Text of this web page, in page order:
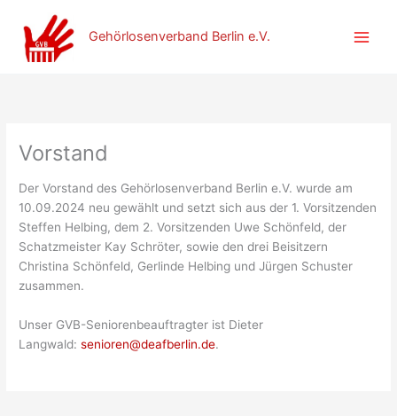
Inhalt
springen
Gehörlosenverband Berlin e.V.
Vorstand
Der Vorstand des Gehörlosenverband Berlin e.V. wurde am
10.09.2024 neu gewählt und setzt sich aus der 1. Vorsitzenden
Steffen Helbing, dem 2. Vorsitzenden Uwe Schönfeld, der
Schatzmeister Kay Schröter, sowie den drei Beisitzern
Christina Schönfeld, Gerlinde Helbing und Jürgen Schuster
zusammen.
Unser GVB-Seniorenbeauftragter ist Dieter
Langwald:senioren@deafberlin.de.